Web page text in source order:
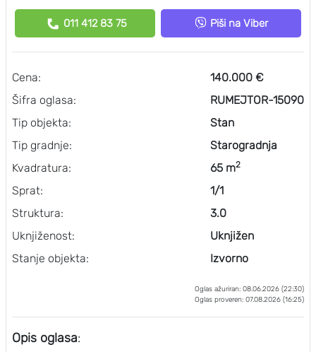
011 412 83 75 Piši na Viber
Cena:
Šifra oglasa:
Tip objekta:
Tip gradnje:
Kvadratura:
Sprat:
Struktura:
Uknjiženost:
Stanje objekta:
140.000 €
RUMEJTOR-15090
Stan
Starogradnja
65 m2
1/1
3.0
Uknjižen
Izvorno
Oglas ažuriran: 08.06.2026 (22:30)
Oglas proveren: 07.08.2026 (16:25)
Opis oglasa: